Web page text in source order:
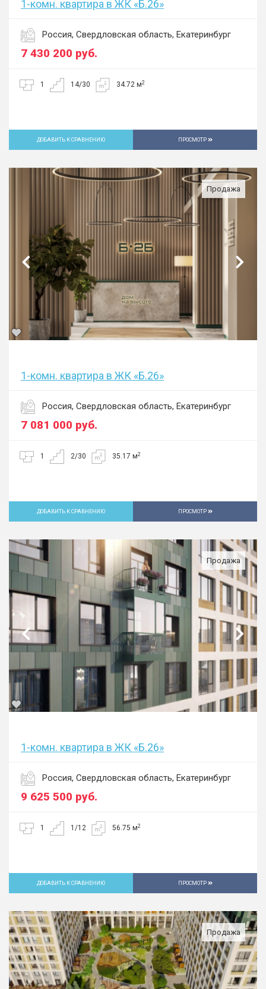
1-комн. квартира в ЖК «Б.26»
Россия, Свердловская область, Екатеринбург
7 430 200 руб.
1 14/30 34.72 м2
ДОБАВИТЬ К СРАВНЕНИЮ ПРОСМОТР
Продажа
1-комн. квартира в ЖК «Б.26»
Россия, Свердловская область, Екатеринбург
7 081 000 руб.
1 2/30 35.17 м2
ДОБАВИТЬ К СРАВНЕНИЮ ПРОСМОТР
Продажа
1-комн. квартира в ЖК «Б.26»
Россия, Свердловская область, Екатеринбург
9 625 500 руб.
1 1/12 56.75 м2
ДОБАВИТЬ К СРАВНЕНИЮ ПРОСМОТР
Продажа